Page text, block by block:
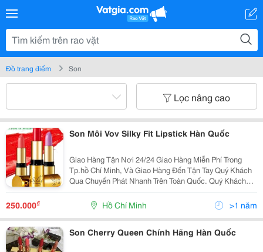
Đồ trang điểm Son
Lọc nâng cao
Son Môi Vov Silky Fit Lipstick Hàn Quốc
Giao Hàng Tận Nơi 24/24 Giao Hàng Miễn Phí Trong
Tp.hồ Chí Minh, Và Giao Hàng Đến Tận Tay Quý Khách
Qua Chuyển Phát Nhanh Trên Toàn Quốc. Quý Khách
Vui Lòng Liên Hệ Để Được Tư Vấn Và Báo Giá Tốt
250.000₫ Hồ Chí Minh >1 năm
Son Cherry Queen Chính Hãng Hàn Quốc